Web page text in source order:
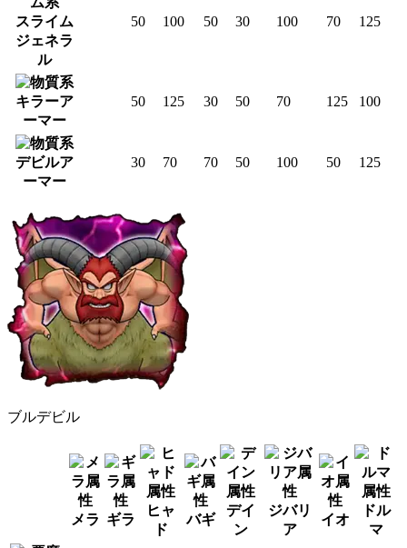
スライム
ジェネラ
ル
50 100 50 30 100 70 125
キラーア
ーマー
50 125 30 50 70 125 100
デビルア
ーマー
30 70 70 50 100 50 125
ブルデビル
メラ ギラ
ヒャ
ド
バギ
デイ
ン
ジバリ
ア
イオ
ドル
マ